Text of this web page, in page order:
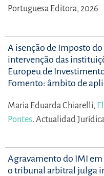
Portuguesa Editora, 2026
A isenção de Imposto
intervenção das
Europeu de
Fomento: âmbito de
Maria Eduarda Chiarelli,
Pontes. Actualidad
Agravamento do IMI em
o tribunal arbitral julga